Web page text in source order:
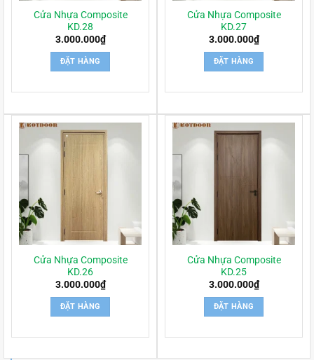
Cửa Nhựa Composite
KD.28
3.000.000₫
ĐẶT HÀNG
Cửa Nhựa Composite
KD.27
3.000.000₫
ĐẶT HÀNG
Cửa Nhựa Composite
KD.26
3.000.000₫
ĐẶT HÀNG
Cửa Nhựa Composite
KD.25
3.000.000₫
ĐẶT HÀNG